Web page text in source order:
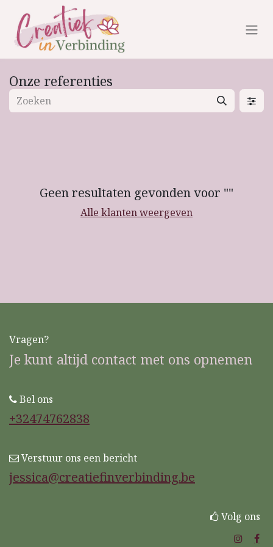
Overslaan naar inhoud
Onze referenties
Geen resultaten gevonden voor ""
Alle klanten weergeven
Vragen?
Je kunt altijd contact met ons opnemen
Bel ons
+32474762838
Verstuur ons een bericht
jessica@creatiefinverbinding.be
Volg ons